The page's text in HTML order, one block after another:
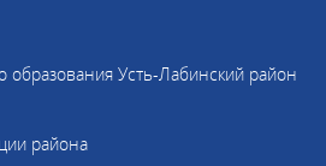
образования Усть-Лабинский район
района